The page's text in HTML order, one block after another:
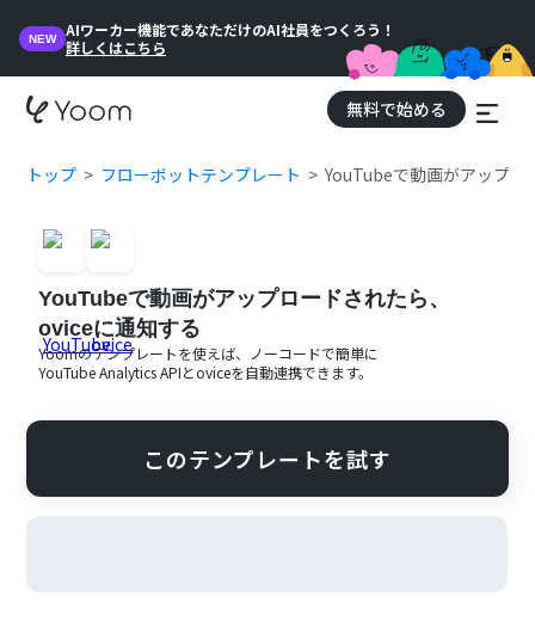
NEW
AIワーカー機能であなただけのAI社員をつくろう！
詳しくはこちら
無料で始める
トップ フローボットテンプレート YouTubeで動画がアップ
YouTubeで動画がアップロードされたら、
oviceに通知する
Yoomのテンプレートを使えば、ノーコードで簡単に
YouTube Analytics APIとoviceを自動連携できます。
このテンプレートを試す